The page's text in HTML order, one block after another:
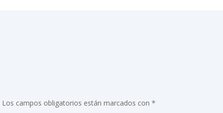
Los campos obligatorios están marcados con*